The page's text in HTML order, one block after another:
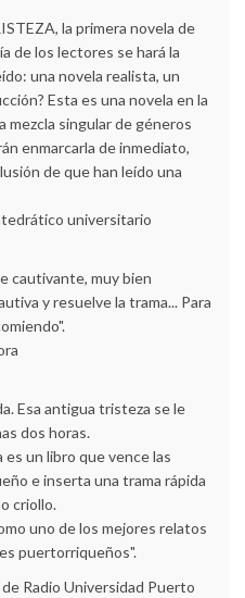
la primera novela de
de los lectores se hará la
una novela realista, un
Esta es una novela en la
mezcla singular de géneros
enmarcarla de inmediato,
de que han leído una
universitario
cautivante, muy bien
y resuelve la trama... Para
Esa antigua tristeza se le
dos horas.
un libro que vence las
e inserta una trama rápida
criollo.
uno de los mejores relatos
puertorriqueños".
Radio Universidad Puerto